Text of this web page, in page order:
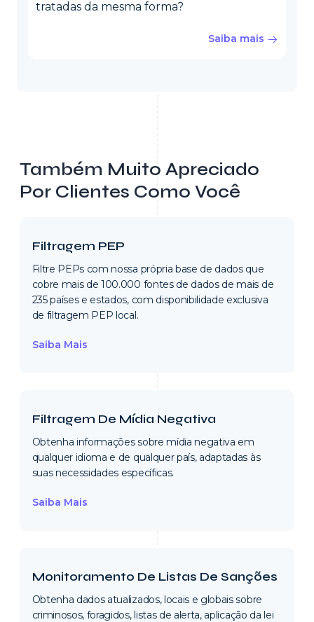
tratadas da mesma forma?
Saiba mais
Também Muito Apreciado
Por Clientes Como Você
Filtragem PEP
Filtre PEPs com nossa própria base de dados que
cobre mais de 100.000 fontes de dados de mais de
235 países e estados, com disponibilidade exclusiva
de filtragem PEP local.
Saiba Mais
Filtragem De Mídia Negativa
Obtenha informações sobre mídia negativa em
qualquer idioma e de qualquer país, adaptadas às
suas necessidades específicas.
Saiba Mais
Monitoramento De Listas De Sanções
Obtenha dados atualizados, locais e globais sobre
criminosos, foragidos, listas de alerta, aplicação da lei